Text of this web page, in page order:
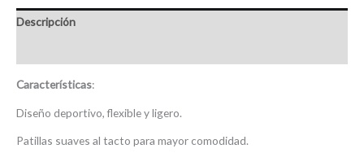
Descripción
Características:
Diseño deportivo, flexible y ligero.
Patillas suaves al tacto para mayor comodidad.